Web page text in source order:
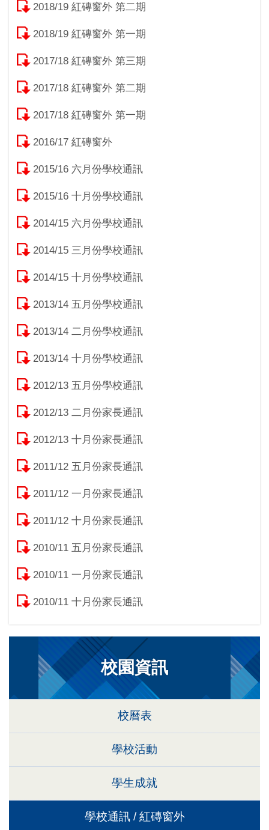
2018/19 紅磚窗外 第二期
2018/19 紅磚窗外 第一期
2017/18 紅磚窗外 第三期
2017/18 紅磚窗外 第二期
2017/18 紅磚窗外 第一期
2016/17 紅磚窗外
2015/16 六月份學校通訊
2015/16 十月份學校通訊
2014/15 六月份學校通訊
2014/15 三月份學校通訊
2014/15 十月份學校通訊
2013/14 五月份學校通訊
2013/14 二月份學校通訊
2013/14 十月份學校通訊
2012/13 五月份學校通訊
2012/13 二月份家長通訊
2012/13 十月份家長通訊
2011/12 五月份家長通訊
2011/12 一月份家長通訊
2011/12 十月份家長通訊
2010/11 五月份家長通訊
2010/11 一月份家長通訊
2010/11 十月份家長通訊
校園資訊
校曆表
學校活動
學生成就
學校通訊 / 紅磚窗外